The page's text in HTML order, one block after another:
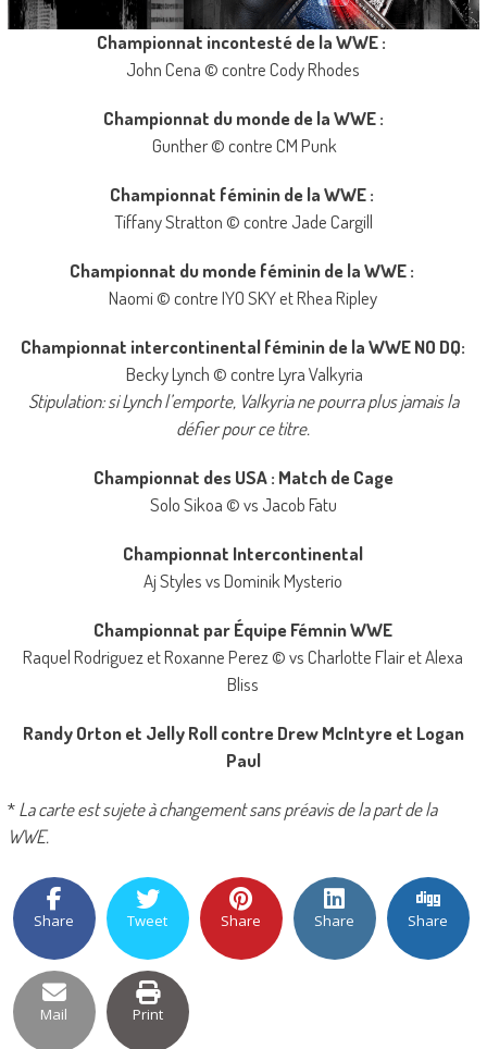
Championnat incontesté de la WWE :
John Cena © contre Cody Rhodes
Championnat du monde de la WWE :
Gunther © contre CM Punk
Championnat féminin de la WWE :
Tiffany Stratton © contre Jade Cargill
Championnat du monde féminin de la WWE :
Naomi © contre IYO SKY et Rhea Ripley
Championnat intercontinental féminin de la WWE NO DQ:
Becky Lynch © contre Lyra Valkyria
Stipulation: si Lynch l’emporte, Valkyria ne pourra plus jamais la
défier pour ce titre.
Championnat des USA : Match de Cage
Solo Sikoa © vs Jacob Fatu
Championnat Intercontinental
Aj Styles vs Dominik Mysterio
Championnat par Équipe Fémnin WWE
Raquel Rodriguez et Roxanne Perez © vs Charlotte Flair et Alexa
Bliss
Randy Orton et Jelly Roll contre Drew McIntyre et Logan
Paul
*La carte est sujete à changement sans préavis de la part de la
WWE.
Share Tweet Share Share Share
Mail Print